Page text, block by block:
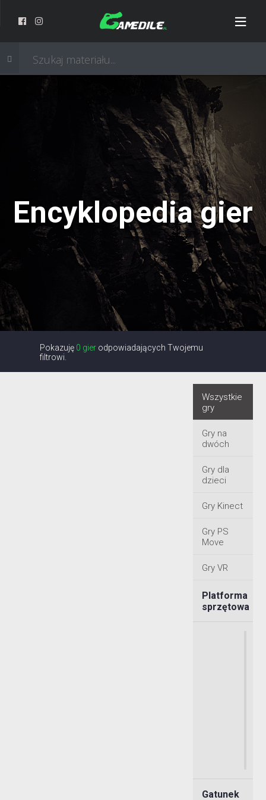
Encyklopedia gier
Pokazuję 0 gier odpowiadających Twojemu
filtrowi.
Wszystkie
gry
Gry na
dwóch
Gry dla
dzieci
Gry Kinect
Gry PS
Move
Gry VR
Platforma
sprzętowa
Gatunek